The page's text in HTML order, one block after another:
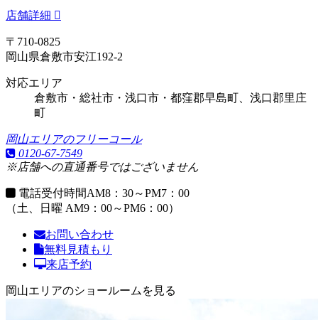
店舗詳細
〒710-0825
岡山県倉敷市安江192-2
対応エリア
倉敷市・総社市・浅口市・都窪郡早島町、浅口郡里庄
町
岡山エリアのフリーコール
0120-67-7549
※店舗への直通番号ではございません
電話受付時間AM8：30～PM7：00
（土、日曜 AM9：00～PM6：00）
お問い合わせ
無料見積もり
来店予約
岡山エリアのショールームを見る